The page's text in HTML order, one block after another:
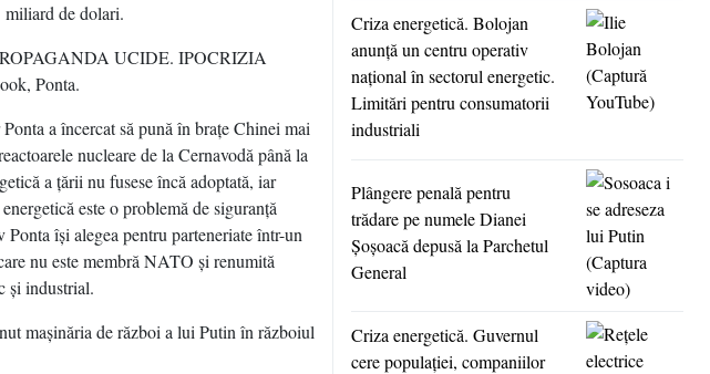
miliard de dolari.
UCIDE. IPOCRIZIA
Ponta.
a încercat să pună în braţe Chinei mai
nucleare de la Cernavodă până la
a ţării nu fusese încă adoptată, iar
este o problemă de siguranţă
îşi alegea pentru parteneriate într-un
nu este membră NATO şi renumită
şi industrial.
maşinăria de război a lui Putin în războiul
Criza energetică. Bolojan
anunţă un centru operativ
naţional în sectorul energetic.
Limitări pentru consumatorii
industriali
Plângere penală pentru
trădare pe numele Dianei
Şoşoacă depusă la Parchetul
General
Criza energetică. Guvernul
cere populaţiei, companiilor